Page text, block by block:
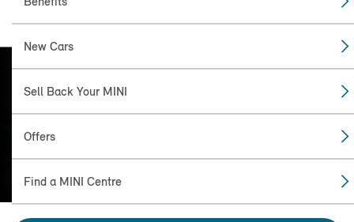
New Cars
Sell Back Your MINI
Offers
Find a MINI Centre
FIND THE
MINI FOR YOU